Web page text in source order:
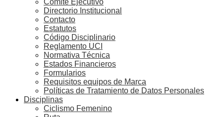
Comité Ejecutivo
Directorio Institucional
Contacto
Estatutos
Código Disciplinario
Reglamento UCI
Normativa Técnica
Estados Financieros
Formularios
Requisitos equipos de Marca
Políticas de Tratamiento de Datos Personales
Disciplinas
Ciclismo Femenino